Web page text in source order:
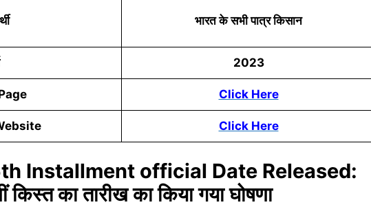
भारत के सभी पात्र किसान
2023
Click Here
Click Here
Installment official Date Released:
किस्त का तारीख का किया गया घोषणा